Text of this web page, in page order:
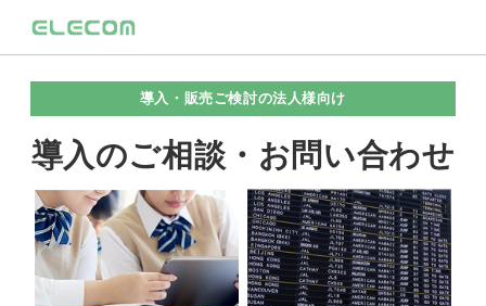
導入・販売ご検討の法人様向け
導入のご相談・お問い合わせ